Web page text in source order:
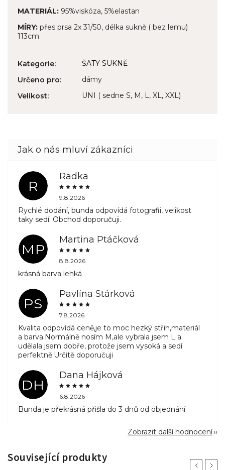
MATERIÁL: 95%viskóza, 5%elastan
MÍRY: přes prsa 2x 31/50, délka sukně ( bez lemu)
113cm
Kategorie:
ŠATY SUKNĚ
Určeno pro:
dámy
Velikost: UNI ( sedne S, M, L, XL, XXL)
R
Radka
9.8.2026
Rychlé dodání, bunda odpovídá fotografii, velikost
taky sedí. Obchod doporučuji.
MP
Martina Ptáčková
8.8.2026
krásná barva lehká
PS
Pavlína Stárková
7.8.2026
Kvalita odpovídá ceně,je to moc hezký střih,materiál
a barva.Normálně nosím M,ale vybrala jsem L a
udělala jsem dobře, protože jsem vysoká a sedí
perfektně.Určitě doporučuji
DH
Dana Hájková
6.8.2026
Bunda je překrásná přišla do 3 dnů od objednání
Zobrazit další hodnocení
Související produkty
Previous
Next